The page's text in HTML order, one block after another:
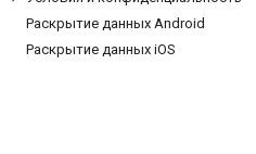
Раскрытие данных Android
Раскрытие данных iOS